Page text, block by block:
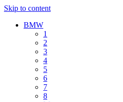
Skip to content
BMW
1
2
3
4
5
6
7
8